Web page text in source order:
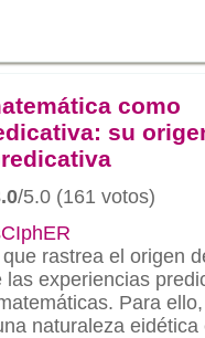
como
su
/5.0 (161 votos)
rastrea el origen
experiencias
Para
naturaleza